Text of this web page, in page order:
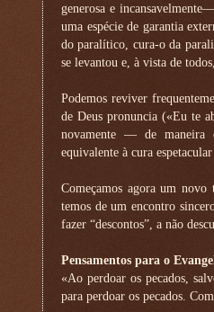
generosa e
uma espécie de garantia
do paralítico, cura-o da
se levantou e, à vista de
Podemos reviver
de Deus pronuncia («Eu te
novamente — de maneira
equivalente à cura
Começamos agora um novo
temos de um encontro
fazer “descontos”, a não
Pensamentos para o
«Ao perdoar os pecados,
para perdoar os pecados.